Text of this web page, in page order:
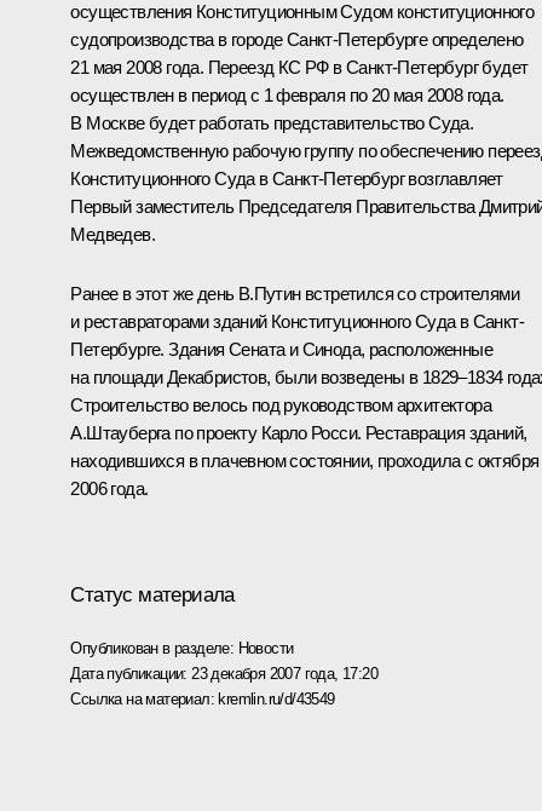
осуществления Конституционным Судом конституционного
судопроизводства в городе Санкт-Петербурге определено
21 мая 2008 года. Переезд КС РФ в Санкт-Петербург будет
осуществлен в период с 1 февраля по 20 мая 2008 года.
В Москве будет работать представительство Суда.
Межведомственную рабочую группу по обеспечению
Конституционного Суда в Санкт-Петербург возглавляет
Первый заместитель Председателя Правительства
Медведев.
Ранее в этот же день В.Путин встретился со строителями
и реставраторами зданий Конституционного Суда в Санкт-
Петербурге. Здания Сената и Синода, расположенные
на площади Декабристов, были возведены в 1829–1834
Строительство велось под руководством архитектора
А.Штауберга по проекту Карло Росси. Реставрация зданий,
находившихся в плачевном состоянии, проходила с октября
2006 года.
Статус материала
Опубликован в разделе: Новости
Дата публикации: 23 декабря 2007 года, 17:20
Ссылка на материал:kremlin.ru/d/43549